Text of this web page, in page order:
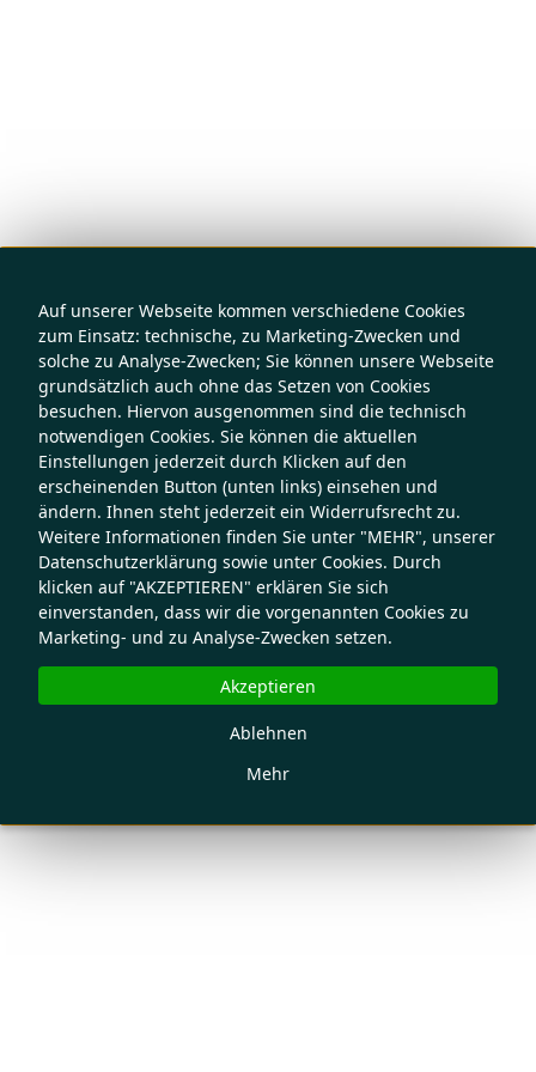
Auf unserer Webseite kommen verschiedene Cookies
zum Einsatz: technische, zu Marketing-Zwecken und
solche zu Analyse-Zwecken; Sie können unsere Webseite
grundsätzlich auch ohne das Setzen von Cookies
besuchen. Hiervon ausgenommen sind die technisch
notwendigen Cookies. Sie können die aktuellen
Einstellungen jederzeit durch Klicken auf den
erscheinenden Button (unten links) einsehen und
ändern. Ihnen steht jederzeit ein Widerrufsrecht zu.
Weitere Informationen finden Sie unter "MEHR", unserer
Datenschutzerklärung sowie unter Cookies. Durch
klicken auf "AKZEPTIEREN" erklären Sie sich
einverstanden, dass wir die vorgenannten Cookies zu
Marketing- und zu Analyse-Zwecken setzen.
Mehr
Ablehnen
Akzeptieren